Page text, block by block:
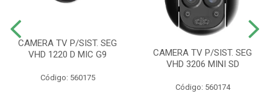
CAMERA TV P/SIST. SEG
VHD 1220 D MIC G9
Código: 560175
CAMERA TV P/SIST. SEG
VHD 3206 MINI SD
Código: 560174